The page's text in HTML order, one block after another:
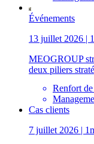
Événements
13 juillet 2026 |
MEOGROUP
deux piliers
Renfort
Cas clients
7 juillet 2026 |